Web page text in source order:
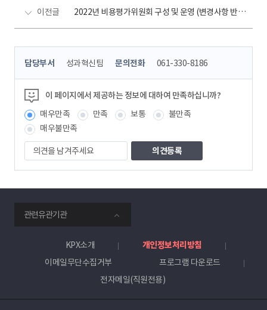
이전글 2022년 비용평가위원회 구성 및 운영 (변경사항 반영, 221201)
콘
츠
정
보
책
임
자
담당부서 성과혁신팀 문의전화 061-330-8186
이 페이지에서 제공하는 정보에 대하여 만족하십니까?
매우만족
만족 보통
불만족
매우불만족
의
견
을
겨
주
세
요
관련유관기관
KPX소개
개인정보처리방침
이메일무단수집거부
프로그램 다운로드
전자메일(직원전용)